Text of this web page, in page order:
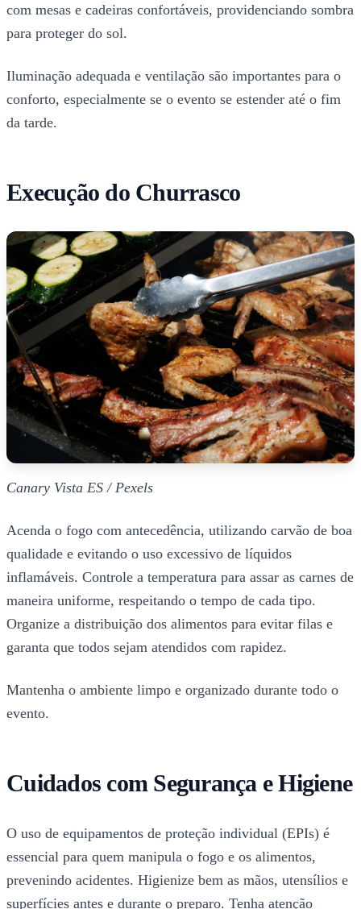
com mesas e cadeiras confortáveis, providenciando sombra
para proteger do sol.
Iluminação adequada e ventilação são importantes para o
conforto, especialmente se o evento se estender até o fim
da tarde.
Execução do Churrasco
Canary Vista ES / Pexels
Acenda o fogo com antecedência, utilizando carvão de boa
qualidade e evitando o uso excessivo de líquidos
inflamáveis. Controle a temperatura para assar as carnes de
maneira uniforme, respeitando o tempo de cada tipo.
Organize a distribuição dos alimentos para evitar filas e
garanta que todos sejam atendidos com rapidez.
Mantenha o ambiente limpo e organizado durante todo o
evento.
Cuidados com Segurança e Higiene
O uso de equipamentos de proteção individual (EPIs) é
essencial para quem manipula o fogo e os alimentos,
prevenindo acidentes. Higienize bem as mãos, utensílios e
superfícies antes e durante o preparo. Tenha atenção